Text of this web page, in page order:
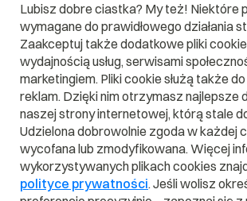
Pomoc»Ustawienia – zarządzanie
Webas
Ustawienia – zarządzanie
dostępem do Webas
Artykuł dla panelu:
WebAs
Lubisz dobre ciastka? My też! Niektóre
wymagane do prawidłowego działania
Zaakceptuj także dodatkowe pliki
wydajnością usług, serwisami
marketingiem. Pliki cookie służą także
reklam. Dzięki nim otrzymasz najlepsze
naszej strony internetowej, którą stale
Udzielona dobrowolnie zgoda w każdej
wycofana lub zmodyfikowana. Więcej
wykorzystywanych plikach cookies
polityce prywatności. Jeśli wolisz